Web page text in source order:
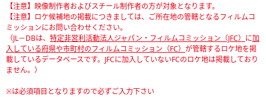
【注意】映像制作者およびスチール制作者の方が対象となります。
【注意】ロケ候補地の掲載につきましては、ご所在地の管轄となるフィルムコ
ミッションにお問い合わせください。
（JL－DBは、 特定非営利活動法人ジャパン・フィルムコミッション（JFC） に加
入している府県や市町村のフィルムコミッション（FC） が管轄するロケ地を掲
載しているデータベースです。JFCに加入していないFCのロケ地は掲載しており
ません。）
※は必須項目となりますので必ずご入力下さい